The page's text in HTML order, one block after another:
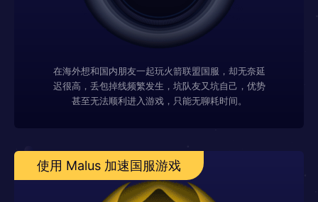
在海外想和国内朋友一起玩火箭联盟国服，却无奈延
迟很高，丢包掉线频繁发生，坑队友又坑自己，优势
甚至无法顺利进入游戏，只能无聊耗时间。
使用 Malus 加速国服游戏